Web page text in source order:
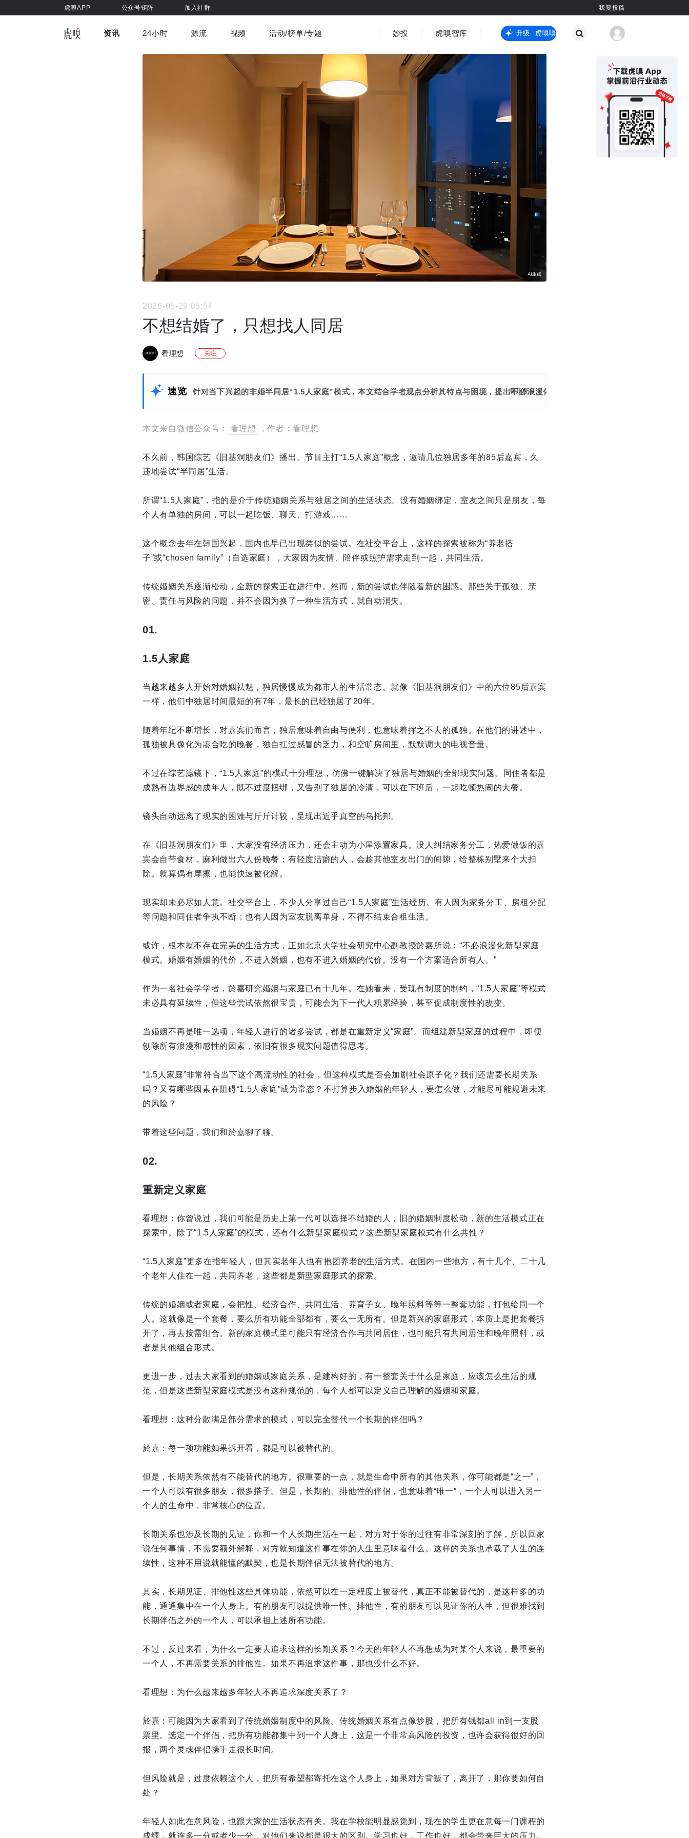
虎嗅APP 公众号矩阵 加入社群 我要投稿
资讯
车与出行 商业消费 社会文化 金融财经 出海
国际热点
书影音 3C数码 观点
24小时 源流 视频
虎嗅视界
活动/榜单/专题 妙投 虎嗅智库虎嗅嗅全新升级 虎嗅嗅全新升级
2026-05-29 05:54
不想结婚了，只想找人同居
看理想 关注
速览 针对当下兴起的非婚半同居“1.5人家庭”模式，本文结合学者观点分析其特点与困境，提出不必浪漫化任何生活模式，适合自己即为最优。
展开更多
本文来自微信公众号： 看理想 ，作者：看理想
不久前，韩国综艺《旧基洞朋友们》播出。节目主打“1.5人家庭”概念，邀请几位独居多年的85后嘉宾，久
违地尝试“半同居”生活。
所谓“1.5人家庭”，指的是介于传统婚姻关系与独居之间的生活状态。没有婚姻绑定，室友之间只是朋友，每
个人有单独的房间，可以一起吃饭、聊天、打游戏……
这个概念去年在韩国兴起，国内也早已出现类似的尝试。在社交平台上，这样的探索被称为“养老搭
子”或“chosen family”（自选家庭），大家因为友情、陪伴或照护需求走到一起，共同生活。
传统婚姻关系逐渐松动，全新的探索正在进行中。然而，新的尝试也伴随着新的困惑。那些关于孤独、亲
密、责任与风险的问题，并不会因为换了一种生活方式，就自动消失。
01.
1.5人家庭
当越来越多人开始对婚姻祛魅，独居慢慢成为都市人的生活常态。就像《旧基洞朋友们》中的六位85后嘉宾
一样，他们中独居时间最短的有7年，最长的已经独居了20年。
随着年纪不断增长，对嘉宾们而言，独居意味着自由与便利，也意味着挥之不去的孤独。在他们的讲述中，
孤独被具像化为凑合吃的晚餐，独自扛过感冒的乏力，和空旷房间里，默默调大的电视音量。
不过在综艺滤镜下，“1.5人家庭”的模式十分理想，仿佛一键解决了独居与婚姻的全部现实问题。同住者都是
成熟有边界感的成年人，既不过度捆绑，又告别了独居的冷清，可以在下班后，一起吃顿热闹的大餐。
镜头自动远离了现实的困难与斤斤计较，呈现出近乎真空的乌托邦。
在《旧基洞朋友们》里，大家没有经济压力，还会主动为小屋添置家具。没人纠结家务分工，热爱做饭的嘉
宾会自带食材，麻利做出六人份晚餐；有轻度洁癖的人，会趁其他室友出门的间隙，给整栋别墅来个大扫
除。就算偶有摩擦，也能快速被化解。
现实却未必尽如人意。社交平台上，不少人分享过自己“1.5人家庭”生活经历。有人因为家务分工、房租分配
等问题和同住者争执不断；也有人因为室友脱离单身，不得不结束合租生活。
或许，根本就不存在完美的生活方式，正如北京大学社会研究中心副教授於嘉所说：“不必浪漫化新型家庭
模式。婚姻有婚姻的代价，不进入婚姻，也有不进入婚姻的代价。没有一个方案适合所有人。”
作为一名社会学学者，於嘉研究婚姻与家庭已有十几年。在她看来，受现有制度的制约，“1.5人家庭”等模式
未必具有延续性，但这些尝试依然很宝贵，可能会为下一代人积累经验，甚至促成制度性的改变。
当婚姻不再是唯一选项，年轻人进行的诸多尝试，都是在重新定义“家庭”。而组建新型家庭的过程中，即便
刨除所有浪漫和感性的因素，依旧有很多现实问题值得思考。
“1.5人家庭”非常符合当下这个高流动性的社会，但这种模式是否会加剧社会原子化？我们还需要长期关系
吗？又有哪些因素在阻碍“1.5人家庭”成为常态？不打算步入婚姻的年轻人，要怎么做，才能尽可能规避未来
的风险？
带着这些问题，我们和於嘉聊了聊。
02.
重新定义家庭
看理想：你曾说过，我们可能是历史上第一代可以选择不结婚的人，旧的婚姻制度松动，新的生活模式正在
探索中。除了“1.5人家庭”的模式，还有什么新型家庭模式？这些新型家庭模式有什么共性？
“1.5人家庭”更多在指年轻人，但其实老年人也有抱团养老的生活方式。在国内一些地方，有十几个、二十几
个老年人住在一起，共同养老，这些都是新型家庭形式的探索。
传统的婚姻或者家庭，会把性、经济合作、共同生活、养育子女、晚年照料等等一整套功能，打包给同一个
人。这就像是一个套餐，要么所有功能全部都有，要么一无所有。但是新兴的家庭形式，本质上是把套餐拆
开了，再去按需组合。新的家庭模式里可能只有经济合作与共同居住，也可能只有共同居住和晚年照料，或
者是其他组合形式。
更进一步，过去大家看到的婚姻或家庭关系，是建构好的，有一整套关于什么是家庭，应该怎么生活的规
范，但是这些新型家庭模式是没有这种规范的，每个人都可以定义自己理解的婚姻和家庭。
看理想：这种分散满足部分需求的模式，可以完全替代一个长期的伴侣吗？
於嘉：每一项功能如果拆开看，都是可以被替代的。
但是，长期关系依然有不能替代的地方。很重要的一点，就是生命中所有的其他关系，你可能都是“之一”，
一个人可以有很多朋友，很多搭子。但是，长期的、排他性的伴侣，也意味着“唯一”，一个人可以进入另一
个人的生命中，非常核心的位置。
长期关系也涉及长期的见证，你和一个人长期生活在一起，对方对于你的过往有非常深刻的了解，所以回家
说任何事情，不需要额外解释，对方就知道这件事在你的人生里意味着什么。这样的关系也承载了人生的连
续性，这种不用说就能懂的默契，也是长期伴侣无法被替代的地方。
其实，长期见证、排他性这些具体功能，依然可以在一定程度上被替代，真正不能被替代的，是这样多的功
能，通通集中在一个人身上。有的朋友可以提供唯一性、排他性，有的朋友可以见证你的人生，但很难找到
长期伴侣之外的一个人，可以承担上述所有功能。
不过，反过来看，为什么一定要去追求这样的长期关系？今天的年轻人不再想成为对某个人来说，最重要的
一个人，不再需要关系的排他性。如果不再追求这件事，那也没什么不好。
看理想：为什么越来越多年轻人不再追求深度关系了？
於嘉：可能因为大家看到了传统婚姻制度中的风险。传统婚姻关系有点像炒股，把所有钱都all in到一支股
票里。选定一个伴侣，把所有功能都集中到一个人身上，这是一个非常高风险的投资，也许会获得很好的回
报，两个灵魂伴侣携手走很长时间。
但风险就是，过度依赖这个人，把所有希望都寄托在这个人身上，如果对方背叛了，离开了，那你要如何自
处？
年轻人如此在意风险，也跟大家的生活状态有关。我在学校能明显感觉到，现在的学生更在意每一门课程的
成绩，就连多一分或者少一分，对他们来说都是很大的区别。学习也好，工作也好，都会带来巨大的压力。